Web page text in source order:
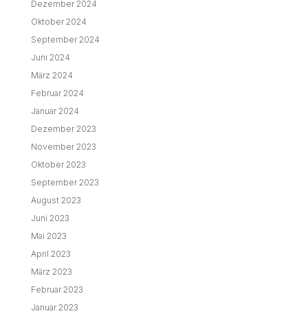
Dezember 2024
Oktober 2024
September 2024
Juni 2024
März 2024
Februar 2024
Januar 2024
Dezember 2023
November 2023
Oktober 2023
September 2023
August 2023
Juni 2023
Mai 2023
April 2023
März 2023
Februar 2023
Januar 2023